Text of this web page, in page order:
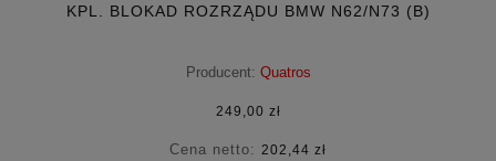
KPL. BLOKAD ROZRZĄDU BMW N62/N73 (B)
Producent: Quatros
249,00 zł
Cena netto: 202,44 zł